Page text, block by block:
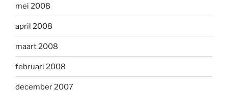
mei 2008
april 2008
maart 2008
februari 2008
december 2007